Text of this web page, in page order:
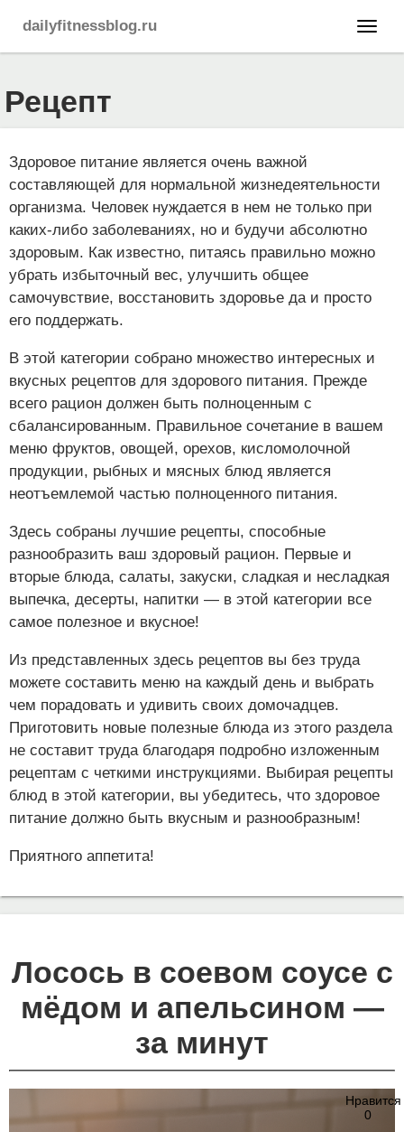
dailyfitnessblog.ru
Рецепт
Здоровое питание является очень важной
составляющей для нормальной жизнедеятельности
организма. Человек нуждается в нем не только при
каких-либо заболеваниях, но и будучи абсолютно
здоровым. Как известно, питаясь правильно можно
убрать избыточный вес, улучшить общее
самочувствие, восстановить здоровье да и просто
его поддержать.
В этой категории собрано множество интересных и
вкусных рецептов для здорового питания. Прежде
всего рацион должен быть полноценным с
сбалансированным. Правильное сочетание в вашем
меню фруктов, овощей, орехов, кисломолочной
продукции, рыбных и мясных блюд является
неотъемлемой частью полноценного питания.
Здесь собраны лучшие рецепты, способные
разнообразить ваш здоровый рацион. Первые и
вторые блюда, салаты, закуски, сладкая и несладкая
выпечка, десерты, напитки — в этой категории все
самое полезное и вкусное!
Из представленных здесь рецептов вы без труда
можете составить меню на каждый день и выбрать
чем порадовать и удивить своих домочадцев.
Приготовить новые полезные блюда из этого раздела
не составит труда благодаря подробно изложенным
рецептам с четкими инструкциями. Выбирая рецепты
блюд в этой категории, вы убедитесь, что здоровое
питание должно быть вкусным и разнообразным!
Приятного аппетита!
Лосось в соевом соусе с
мёдом и апельсином —
за минут
Нравится
0